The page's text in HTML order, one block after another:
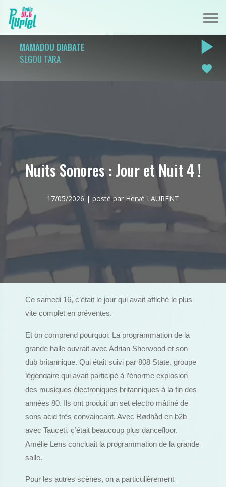
MAMADOU DIABATE
SEGOU TARA
play_arrow
favorite
Nuits Sonores : Jour et Nuit 4 !
17/05/2026 | posté par Hervé LAURENT
Ce samedi 16, c’était le jour qui avait affiché le plus
vite complet en préventes.
Et on comprend pourquoi. La programmation de la
grande halle ouvrait avec Adrian Sherwood et son
dub britannique. Qui était suivi par 808 State, groupe
légendaire qui avait participé à l’énorme explosion
des musiques électroniques britanniques à la fin des
années 80. Ils ont produit un set electro mâtiné de
sons acid très convaincant. Avec Rødhåd en b2b
avec Tauceti, c’était beaucoup plus dancefloor.
Amélie Lens concluait la programmation de la grande
salle.
Pour les autres scènes, on a particulièrement